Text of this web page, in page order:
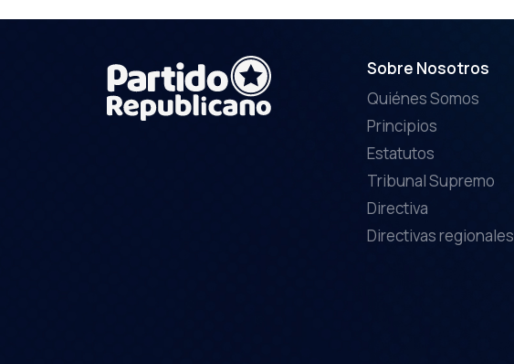
Sobre Nosotros
Quiénes Somos
Principios
Estatutos
Tribunal Supremo
Directiva
Directivas regionales